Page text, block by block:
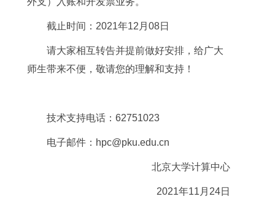
截止时间：2021年12月08日
请大家相互转告并提前做好安排，给广大
师生带来不便，敬请您的理解和支持！
技术支持电话：62751023
电子邮件：hpc@pku.edu.cn
北京大学计算中心
2021年11月24日